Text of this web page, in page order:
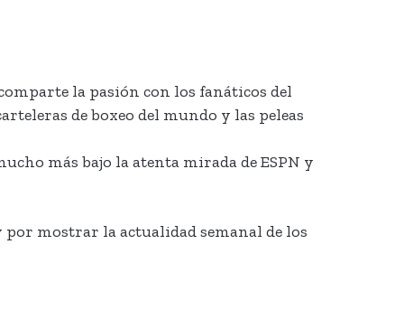
la pasión con los fanáticos del
de boxeo del mundo y las peleas
más bajo la atenta mirada de ESPN y
por mostrar la actualidad semanal de los